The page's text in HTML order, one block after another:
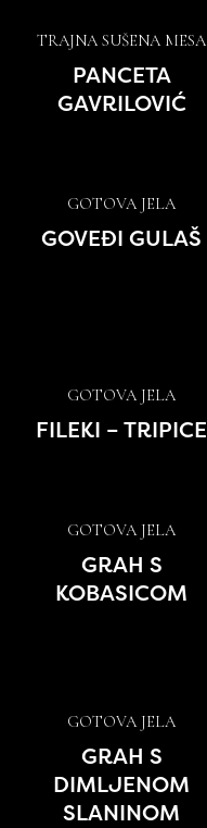
TRAJNA SUŠENA MESA
PANCETA
GAVRILOVIĆ
GOTOVA JELA
GOVEĐI GULAŠ
GOTOVA JELA
FILEKI – TRIPICE
GOTOVA JELA
GRAH S
KOBASICOM
GOTOVA JELA
GRAH S
DIMLJENOM
SLANINOM